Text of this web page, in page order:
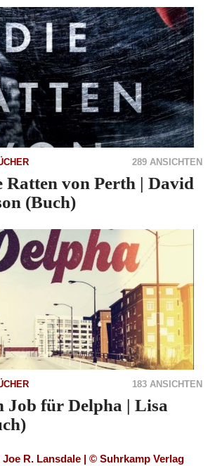
289 ANSICHTEN
Ratten von Perth | David
(Buch)
183 ANSICHTEN
Job für Delpha | Lisa